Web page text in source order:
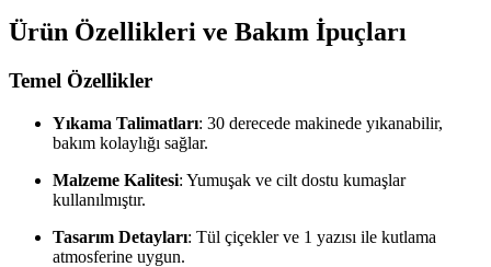
Ürün Özellikleri ve Bakım İpuçları
Temel Özellikler
Yıkama Talimatları: 30 derecede makinede yıkanabilir,
bakım kolaylığı sağlar.
Malzeme Kalitesi: Yumuşak ve cilt dostu kumaşlar
kullanılmıştır.
Tasarım Detayları: Tül çiçekler ve 1 yazısı ile kutlama
atmosferine uygun.